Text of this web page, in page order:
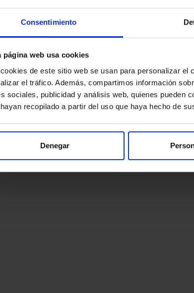
Consentimiento
página web usa cookies
de este sitio web se usan para personalizar
el tráfico. Además, compartimos información
sociales, publicidad y análisis web, quienes pueden
recopilado a partir del uso que haya hecho de
Denegar